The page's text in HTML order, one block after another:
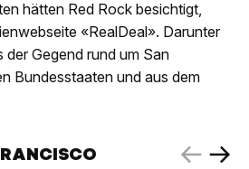
hätten Red Rock besichtigt,
«RealDeal». Darunter
Gegend rund um San
Bundesstaaten und aus dem